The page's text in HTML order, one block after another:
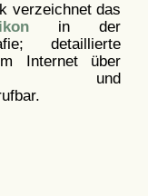
verzeichnet das
in der
detaillierte
Internet über